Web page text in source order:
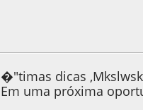
�"timas dicas
Em uma próxima